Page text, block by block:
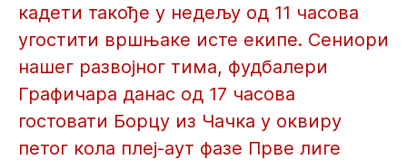
кадети такође у недељу од 11 часова
угостити вршњаке исте екипе. Сениори
нашег развојног тима, фудбалери
Графичара данас од 17 часова
гостовати Борцу из Чачка у оквиру
петог кола плеј-аут фазе Прве лиге